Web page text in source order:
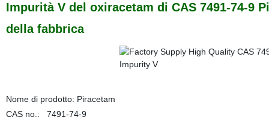
Impurità V del oxiracetam di CAS 7491-74-9
della fabbrica
Nome di prodotto: Piracetam
CAS no.: 7491-74-9